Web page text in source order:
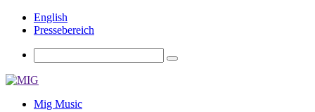
English
Pressebereich
Mig Music